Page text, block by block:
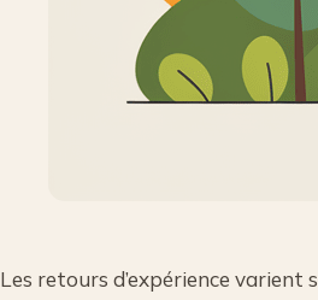
Les retours d’expérience varient